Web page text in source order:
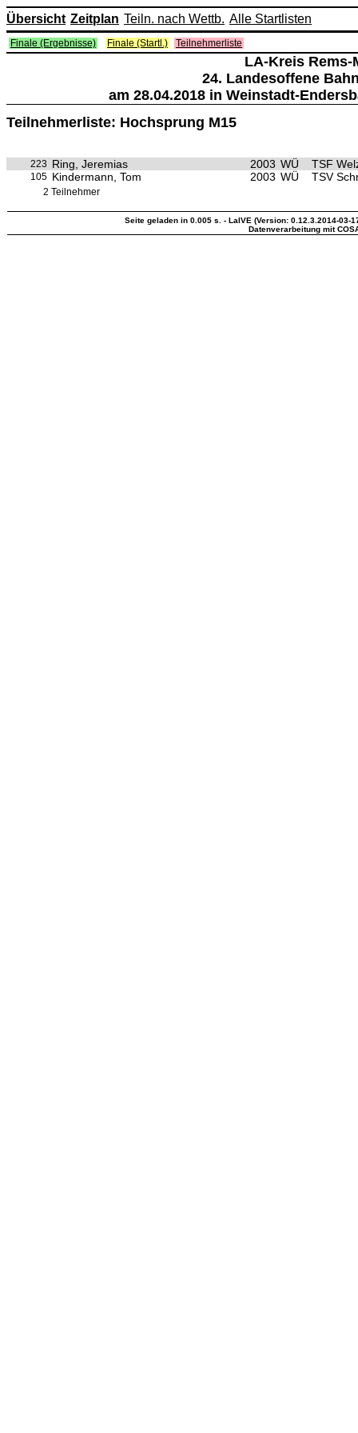
Übersicht Zeitplan Teiln. nach Wettb. Alle Startlisten
Finale (Ergebnisse) Finale (Startl.) Teilnehmerliste
LA-Kreis Rems-
24. Landesoffene
am 28.04.2018 in Weinstadt-
Teilnehmerliste: Hochsprung M15
223 Ring, Jeremias 2003 WÜ TSF
105 Kindermann, Tom 2003 WÜ TSV
2 Teilnehmer
Seite geladen in 0.005 s. - LaIVE (Version: 0.12.3.2014-03-
Datenverarbeitung mit